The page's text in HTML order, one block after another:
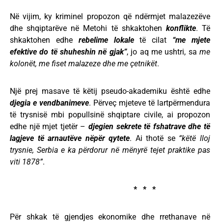
Në vijim, ky kriminel propozon që ndërmjet malazezëve
dhe shqiptarëve në Metohi të shkaktohen konflikte. Të
shkaktohen edhe rebelime lokaletë cilat “me mjete
efektive do të shuheshin në gjak”, jo aq me ushtri, same
kolonët, me fiset malazeze dhe me çetnikët.
Një prej masave të këtij pseudo-akademiku është edhe
djegia e vendbanimeve. Përveç mjeteve të lartpërmendura
të trysnisë mbi popullsinë shqiptare civile, ai propozon
edhe një mjet tjetër – djegien sekrete të fshatrave dhe të
lagjeve të arnautëve nëpër qytete. Ai thotë se “këtë lloj
trysnie, Serbia e ka përdorur në mënyrë tejet praktike pas
viti 1878”.
* * *
Për shkak të gjendjes ekonomike dhe rrethanave në